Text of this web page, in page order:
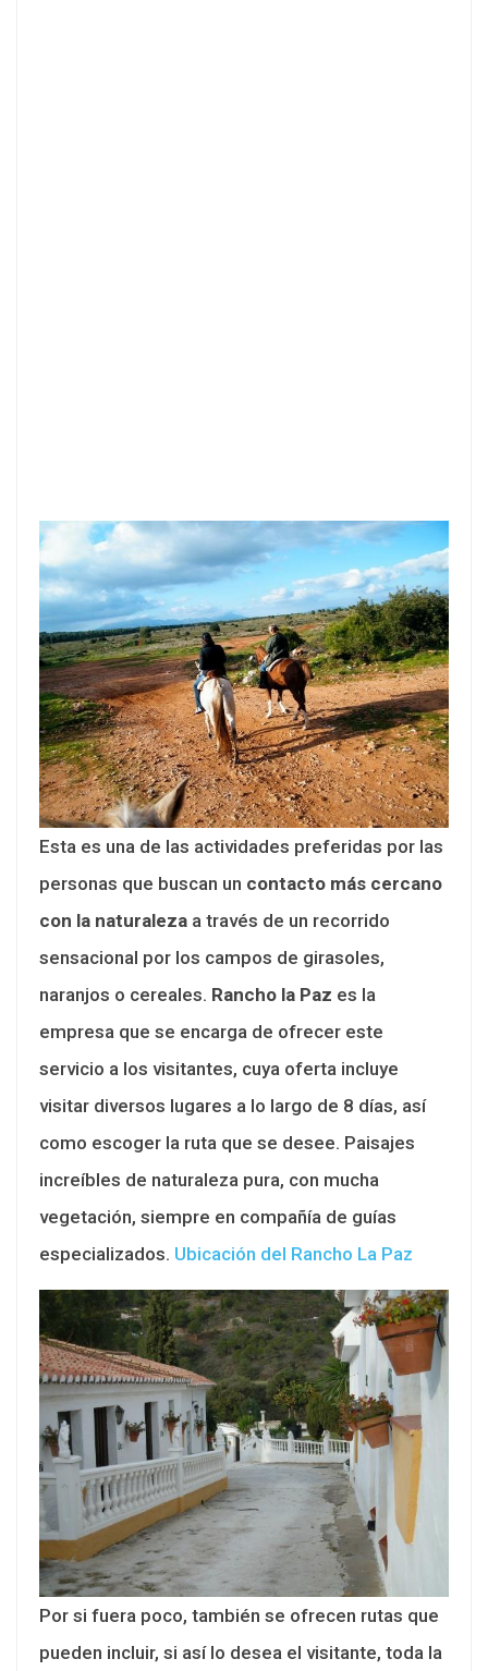
Esta es una de las actividades preferidas por las
personas que buscan un contacto más cercano
con la naturaleza a través de un recorrido
sensacional por los campos de girasoles,
naranjos o cereales. Rancho la Paz es la
empresa que se encarga de ofrecer este
servicio a los visitantes, cuya oferta incluye
visitar diversos lugares a lo largo de 8 días, así
como escoger la ruta que se desee. Paisajes
increíbles de naturaleza pura, con mucha
vegetación, siempre en compañía de guías
especializados. Ubicación del Rancho La Paz
Por si fuera poco, también se ofrecen rutas que
pueden incluir, si así lo desea el visitante, toda la